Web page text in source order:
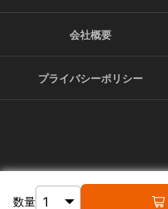
数量
会社概要
プライバシーポリシー